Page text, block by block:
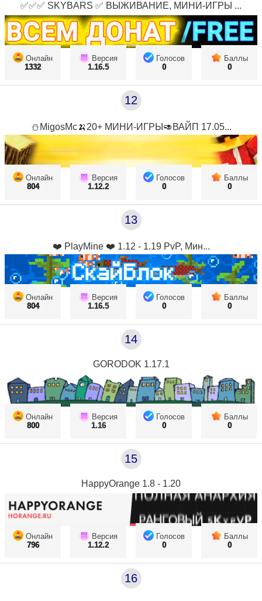
✅✅✅ SKYBARS ✅ ВЫЖИВАНИЕ, МИНИ-ИГРЫ ...
Онлайн
1332
Версия
1.16.5
Голосов
0
Баллы
0
12
⛄MigosMc🍌20+ МИНИ-ИГРЫ🥑ВАЙП 17.05...
Онлайн
804
Версия
1.12.2
Голосов
0
Баллы
0
13
❤️ PlayMine ❤️ 1.12 - 1.19 PvP, Мин...
Онлайн
804
Версия
1.16.5
Голосов
0
Баллы
0
14
GORODOK 1.17.1
Онлайн
800
Версия
1.16
Голосов
0
Баллы
0
15
HappyOrange 1.8 - 1.20
Онлайн
796
Версия
1.12.2
Голосов
0
Баллы
0
16